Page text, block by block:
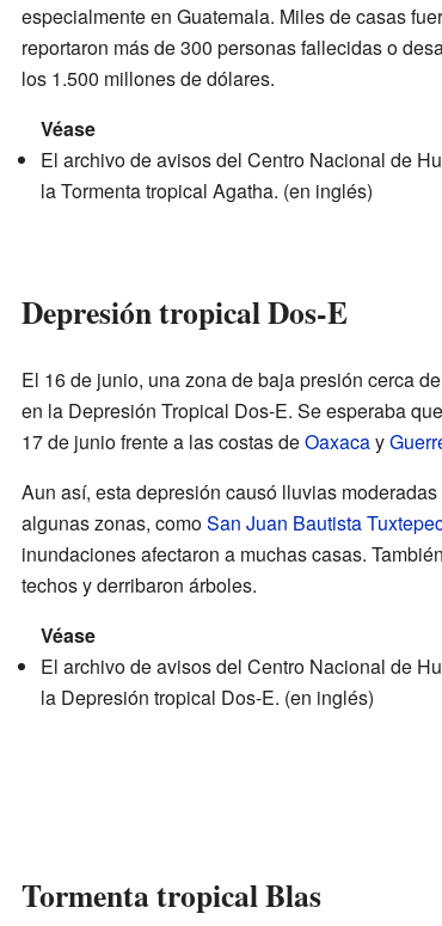
especialmente en Guatemala. Miles de casas
reportaron más de 300 personas fallecidas o
los 1.500 millones de dólares.
Véase
El archivo de avisosdel Centro Nacional de
la Tormenta tropical Agatha. (en inglés)
Depresión tropical Dos-E
El 16 de junio, una zona de baja presión cerca
en la Depresión Tropical Dos-E. Se esperaba
17 de junio frente a las costas deOaxacay
Aun así, esta depresión causó lluvias
algunas zonas, comoSan Juan Bautista
inundaciones afectaron a muchas casas.
techos y derribaron árboles.
Véase
El archivo de avisosdel Centro Nacional de
la Depresión tropical Dos-E. (en inglés)
Tormenta tropical Blas